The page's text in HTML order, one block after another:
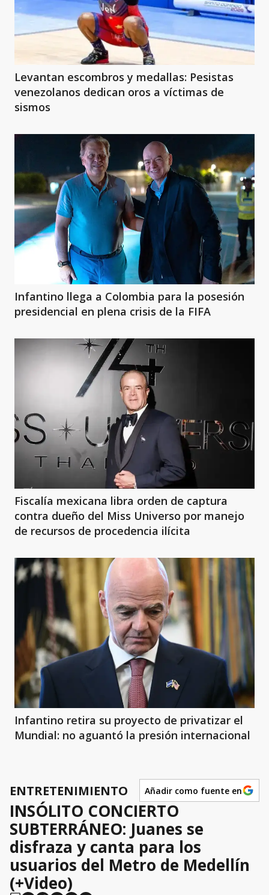
Levantan escombros y medallas: Pesistas
venezolanos dedican oros a víctimas de
sismos
Infantino llega a Colombia para la posesión
presidencial en plena crisis de la FIFA
Fiscalía mexicana libra orden de captura
contra dueño del Miss Universo por manejo
de recursos de procedencia ilícita
Infantino retira su proyecto de privatizar el
Mundial: no aguantó la presión internacional
ENTRETENIMIENTO Añadir como fuente en
INSÓLITO CONCIERTO
SUBTERRÁNEO: Juanes se
disfraza y canta para los
usuarios del Metro de Medellín
(+Video)